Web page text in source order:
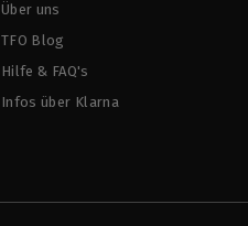
Über uns
TFO Blog
Hilfe & FAQ's
Infos über Klarna